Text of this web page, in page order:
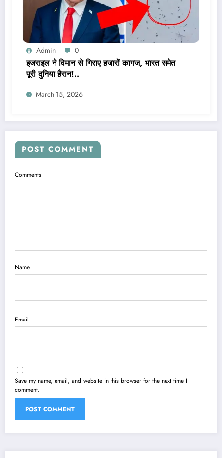
Admin 0
इजराइल ने विमान से गिराए हजारों कागज, भारत समेत
पूरी दुनिया हैरान!..
March 15, 2026
POST COMMENT
Comments
Name
Email
Save my name, email, and website in this browser for the next time I
comment.